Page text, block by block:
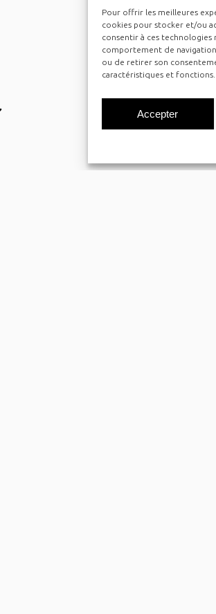
Pour offrir les meilleures
cookies pour stocker et/ou
consentir à ces
comportement de
ou de retirer son
caractéristiques et fonctions.
Accepter